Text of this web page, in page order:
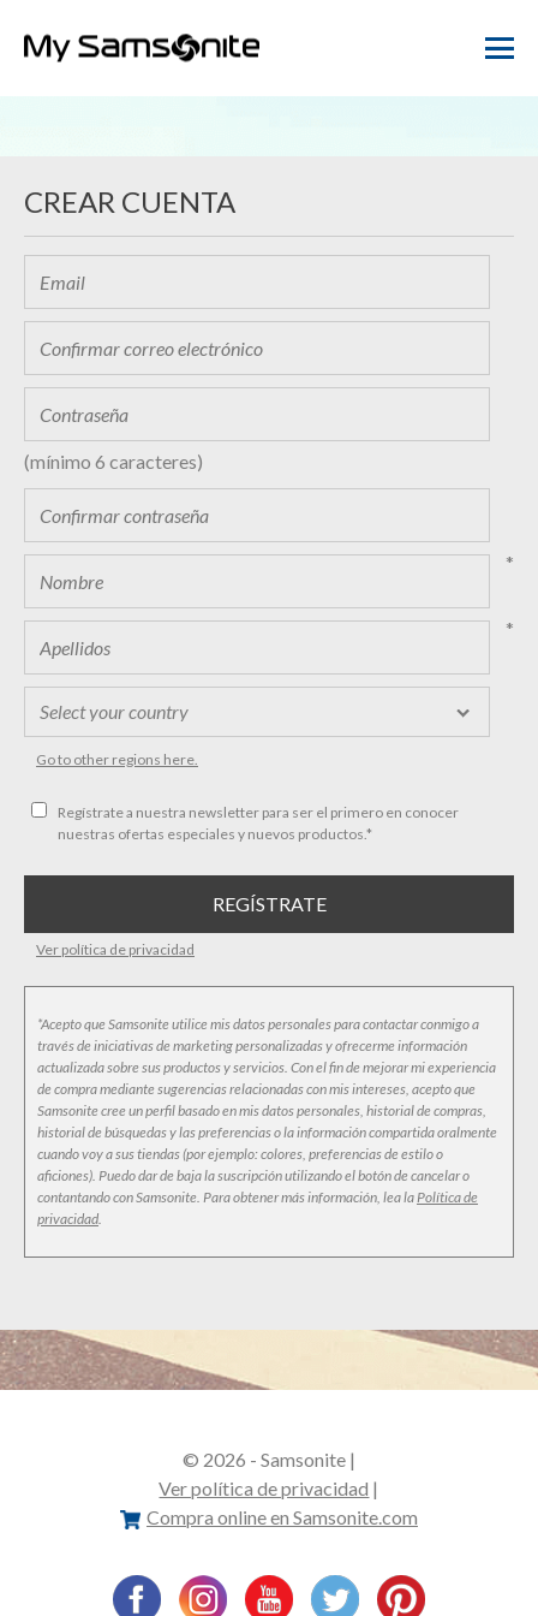
CREAR CUENTA
(mínimo 6 caracteres)
*
*
Go to other regions here.
Regístrate a nuestra newsletter para ser el primero en conocer
nuestras ofertas especiales y nuevos productos.*
Ver política de privacidad
*Acepto que Samsonite utilice mis datos personales para contactar conmigo a
través de iniciativas de marketing personalizadas y ofrecerme información
actualizada sobre sus productos y servicios. Con el fin de mejorar mi experiencia
de compra mediante sugerencias relacionadas con mis intereses, acepto que
Samsonite cree un perfil basado en mis datos personales, historial de compras,
historial de búsquedas y las preferencias o la información compartida oralmente
cuando voy a sus tiendas (por ejemplo: colores, preferencias de estilo o
aficiones). Puedo dar de baja la suscripción utilizando el botón de cancelar o
contantando con Samsonite. Para obtener más información, lea laPolítica de
privacidad.
© 2026 - Samsonite |
Ver política de privacidad |
Compra online en Samsonite.com